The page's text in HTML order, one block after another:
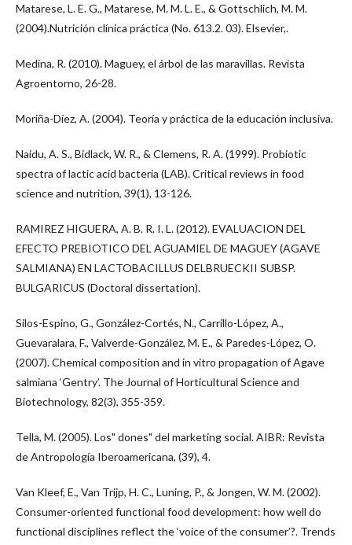
Matarese, L. E. G., Matarese, M. M. L. E., & Gottschlich, M. M.
(2004).Nutrición clínica práctica (No. 613.2. 03). Elsevier,.
Medina, R. (2010). Maguey, el árbol de las maravillas. Revista
Agroentorno, 26-28.
Moriña-Díez, A. (2004). Teoría y práctica de la educación inclusiva.
Naidu, A. S., Bidlack, W. R., & Clemens, R. A. (1999). Probiotic
spectra of lactic acid bacteria (LAB). Critical reviews in food
science and nutrition, 39(1), 13-126.
RAMIREZ HIGUERA, A. B. R. I. L. (2012). EVALUACION DEL
EFECTO PREBIOTICO DEL AGUAMIEL DE MAGUEY (AGAVE
SALMIANA) EN LACTOBACILLUS DELBRUECKII SUBSP.
BULGARICUS (Doctoral dissertation).
Silos-Espino, G., González-Cortés, N., Carrillo-López, A.,
Guevaralara, F., Valverde-González, M. E., & Paredes-López, O.
(2007). Chemical composition and in vitro propagation of Agave
salmiana ‘Gentry’. The Journal of Horticultural Science and
Biotechnology, 82(3), 355-359.
Tella, M. (2005). Los" dones" del marketing social. AIBR: Revista
de Antropología Iberoamericana, (39), 4.
Van Kleef, E., Van Trijp, H. C., Luning, P., & Jongen, W. M. (2002).
Consumer-oriented functional food development: how well do
functional disciplines reflect the ‘voice of the consumer’?. Trends